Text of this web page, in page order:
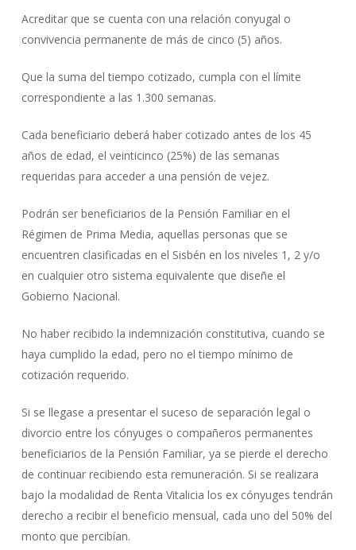
Acreditar que se cuenta con una relación conyugal o
convivencia permanente de más de cinco (5) años.
Que la suma del tiempo cotizado, cumpla con el límite
correspondiente a las 1.300 semanas.
Cada beneficiario deberá haber cotizado antes de los 45
años de edad, el veinticinco (25%) de las semanas
requeridas para acceder a una pensión de vejez.
Podrán ser beneficiarios de la Pensión Familiar en el
Régimen de Prima Media, aquellas personas que se
encuentren clasificadas en el Sisbén en los niveles 1, 2 y/o
en cualquier otro sistema equivalente que diseñe el
Gobierno Nacional.
No haber recibido la indemnización constitutiva, cuando se
haya cumplido la edad, pero no el tiempo mínimo de
cotización requerido.
Si se llegase a presentar el suceso de separación legal o
divorcio entre los cónyuges o compañeros permanentes
beneficiarios de la Pensión Familiar, ya se pierde el derecho
de continuar recibiendo esta remuneración. Si se realizara
bajo la modalidad de Renta Vitalicia los ex cónyuges tendrán
derecho a recibir el beneficio mensual, cada uno del 50% del
monto que percibían.